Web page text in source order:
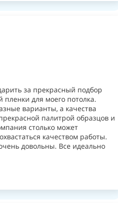
за прекрасный подбор
пленки для моего потолка.
варианты, а качества
палитрой образцов и
столько может
качеством работы.
довольны. Все идеально